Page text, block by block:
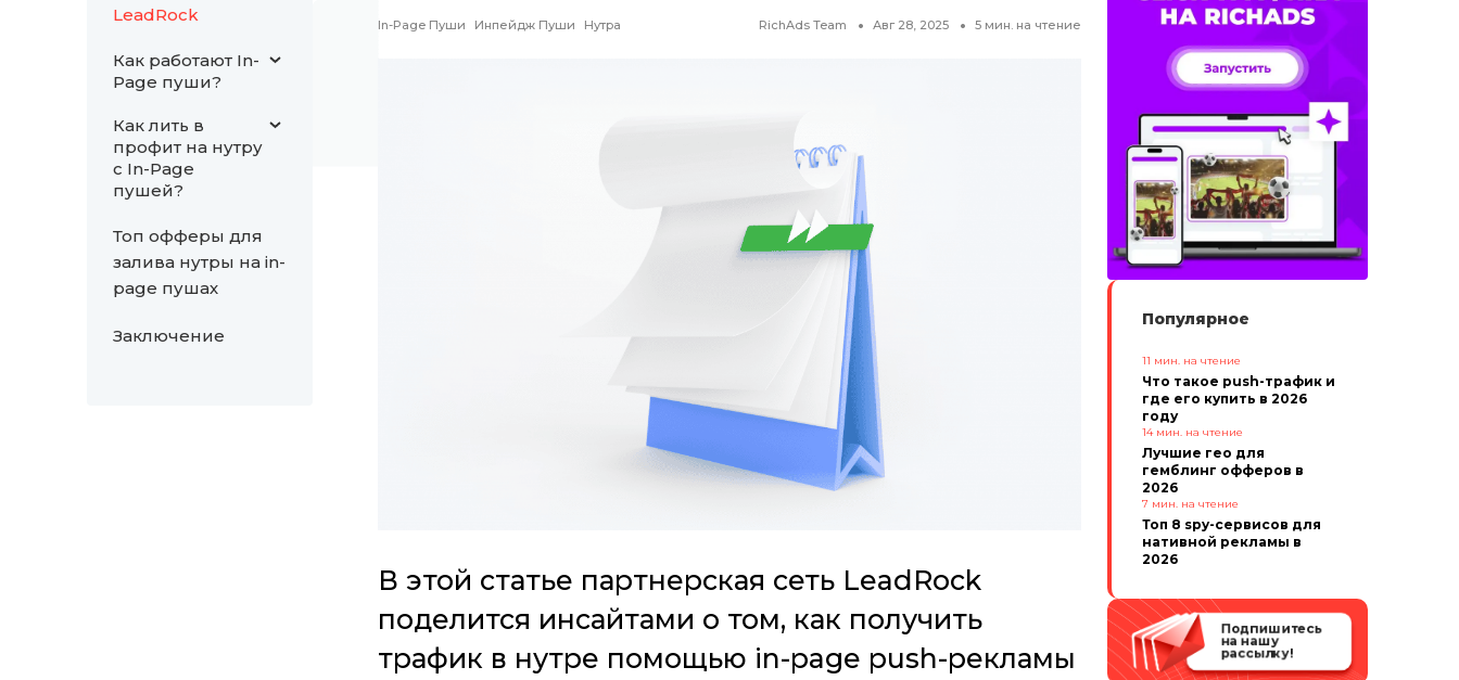
LeadRock
Как работают In-
Page пуши?
Как лить в
профит на нутру
с In-Page
пушей?
Топ офферы для
залива нутры на in-
page пушах
Заключение
In-Page Пуши Инпейдж Пуши Нутра RichAds Team Авг 28, 2025 5 мин. на чтение
В этой статье партнерская сеть LeadRock
поделится инсайтами о том, как получить
трафик в нутре помощью in-page push-рекламы
Популярное
11 мин. на чтение
Что такое push-трафик и
где его купить в 2026
году
14 мин. на чтение
Лучшие гео для
гемблинг офферов в
2026
7 мин. на чтение
Топ 8 spy-сервисов для
нативной рекламы в
2026
Подпишитесь
на нашу
рассылку!